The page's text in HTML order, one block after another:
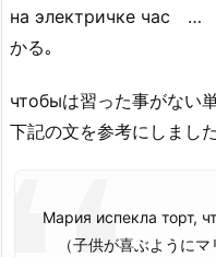
на электричке час …
かる｡
чтобыは習った事がない
下記の文を参考にしました
Мария испекла торт,
（子供が喜ぶようにマ